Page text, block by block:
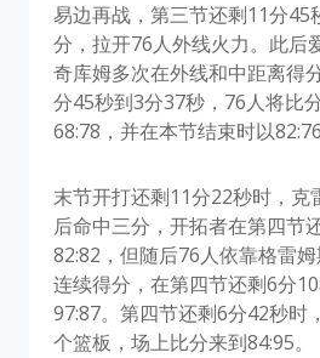
易边再战，第三节还剩11分45
分，拉开76人外线火力。此后
奇库姆多次在外线和中距离得
分45秒到3分37秒，76人将比
68:78，并在本节结束时以82:76
末节开打还剩11分22秒时，克
后命中三分，开拓者在第四节
82:82，但随后76人依靠格雷
连续得分，在第四节还剩6分
97:87。第四节还剩6分42秒时
个篮板，场上比分来到84:95。